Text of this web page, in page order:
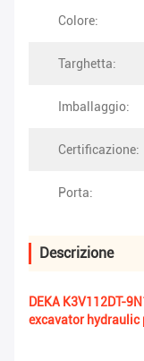
Colore:
Targhetta:
Imballaggio:
Certificazione:
Porta:
Descrizione
DEKA K3V112DT-
excavator hydraulic